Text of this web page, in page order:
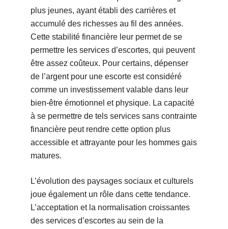
plus jeunes, ayant établi des carrières et
accumulé des richesses au fil des années.
Cette stabilité financière leur permet de se
permettre les services d’escortes, qui peuvent
être assez coûteux. Pour certains, dépenser
de l’argent pour une escorte est considéré
comme un investissement valable dans leur
bien-être émotionnel et physique. La capacité
à se permettre de tels services sans contrainte
financière peut rendre cette option plus
accessible et attrayante pour les hommes gais
matures.
L’évolution des paysages sociaux et culturels
joue également un rôle dans cette tendance.
L’acceptation et la normalisation croissantes
des services d’escortes au sein de la